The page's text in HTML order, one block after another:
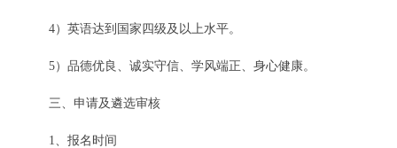
4）英语达到国家四级及以上水平。
5）品德优良、诚实守信、学风端正、身心健康。
三、申请及遴选审核
1 、报名时间